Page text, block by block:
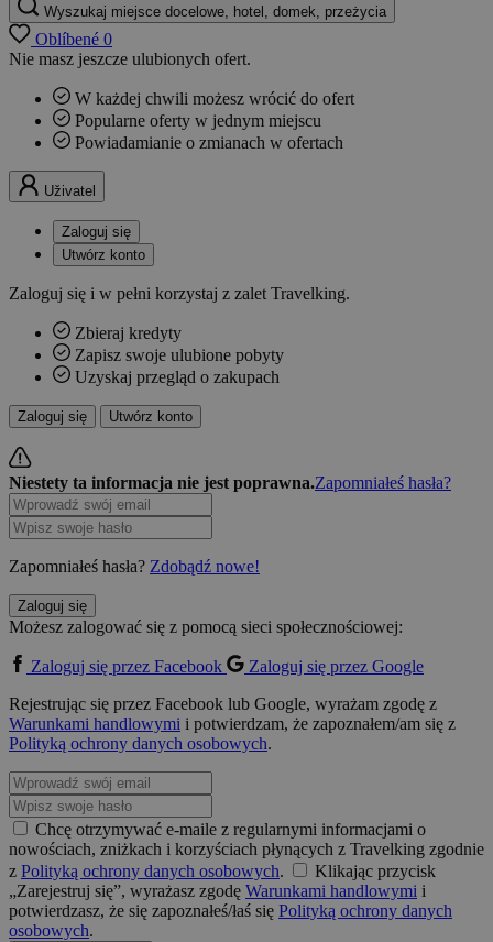
Wyszukaj miejsce docelowe, hotel, domek, przeżycia
Oblíbené 0
Nie masz jeszcze ulubionych ofert.
W każdej chwili możesz wrócić do ofert
Popularne oferty w jednym miejscu
Powiadamianie o zmianach w ofertach
Uživatel
Zaloguj się
Utwórz konto
Zaloguj się i w pełni korzystaj z zalet Travelking.
Zbieraj kredyty
Zapisz swoje ulubione pobyty
Uzyskaj przegląd o zakupach
Zaloguj się Utwórz konto
Niestety ta informacja nie jest poprawna.Zapomniałeś hasła?
Zapomniałeś hasła? Zdobądź nowe!
Zaloguj się
Możesz zalogować się z pomocą sieci społecznościowej:
Zaloguj się przez Facebook
Zaloguj się przez Google
Rejestrując się przez Facebook lub Google, wyrażam zgodę z
Warunkami handlowymi i potwierdzam, że zapoznałem/am się z
Polityką ochrony danych osobowych.
Chcę otrzymywać e-maile z regularnymi informacjami o
nowościach, zniżkach i korzyściach płynących z Travelking zgodnie
z Polityką ochrony danych osobowych.
Klikając przycisk
„Zarejestruj się”, wyrażasz zgodę Warunkami handlowymi i
potwierdzasz, że się zapoznałeś/łaś się Polityką ochrony danych
osobowych.